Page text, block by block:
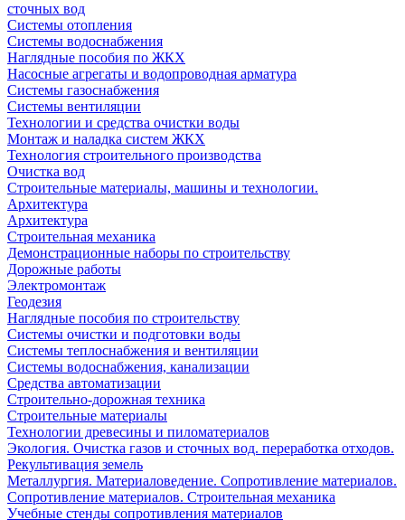
сточных вод
Системы отопления
Системы водоснабжения
Наглядные пособия по ЖКХ
Насосные агрегаты и водопроводная арматура
Системы газоснабжения
Системы вентиляции
Технологии и средства очистки воды
Монтаж и наладка систем ЖКХ
Технология строительного производства
Очистка вод
Строительные материалы, машины и технологии.
Архитектура
Архитектура
Cтроительная механика
Демонстрационные наборы по строительству
Дорожные работы
Электромонтаж
Геодезия
Наглядные пособия по строительству
Системы очистки и подготовки воды
Системы теплоснабжения и вентиляции
Системы водоснабжения, канализации
Средства автоматизации
Строительно-дорожная техника
Строительные материалы
Технологии древесины и пиломатериалов
Экология. Очистка газов и сточных вод. переработка отходов.
Рекультивация земель
Металлургия. Материаловедение. Сопротивление материалов.
Сопротивление материалов. Строительная механика
Учебные стенды сопротивления материалов